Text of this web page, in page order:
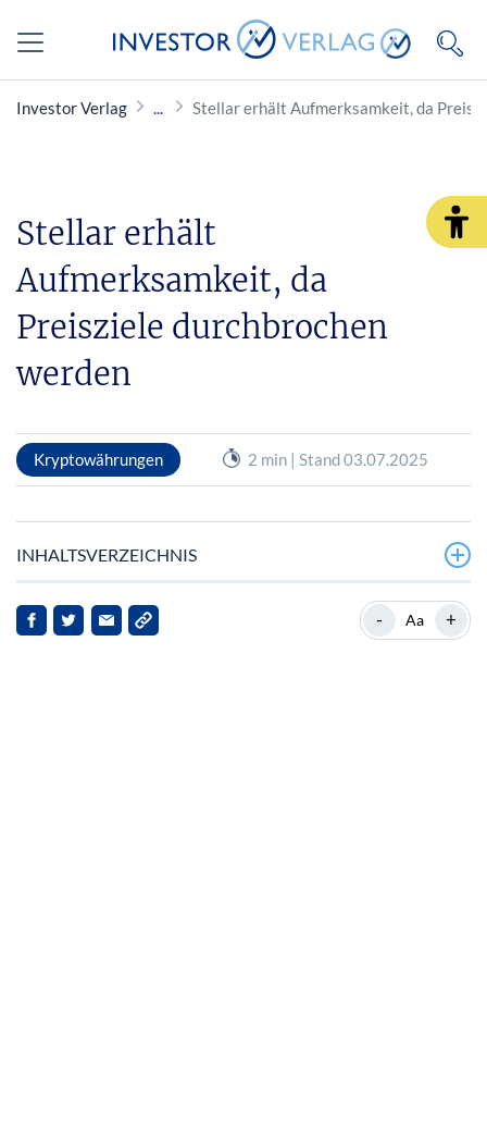
Investor Verlag Stellar erhält Aufmerksamkeit, da
Stellar erhält
Aufmerksamkeit, da
Preisziele durchbrochen
werden
Kryptowährungen 2 min | Stand 03.07.2025
INHALTSVERZEICHNIS
Preis-Momentum von Stellar
- Aa +